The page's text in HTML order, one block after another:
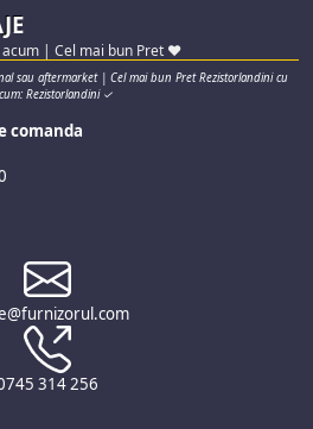
acum | Cel mai bun Pret ♥
sau aftermarket | Cel mai bun Pret Rezistorlandini cu
Rezistorlandini ✓
comanda
314 256